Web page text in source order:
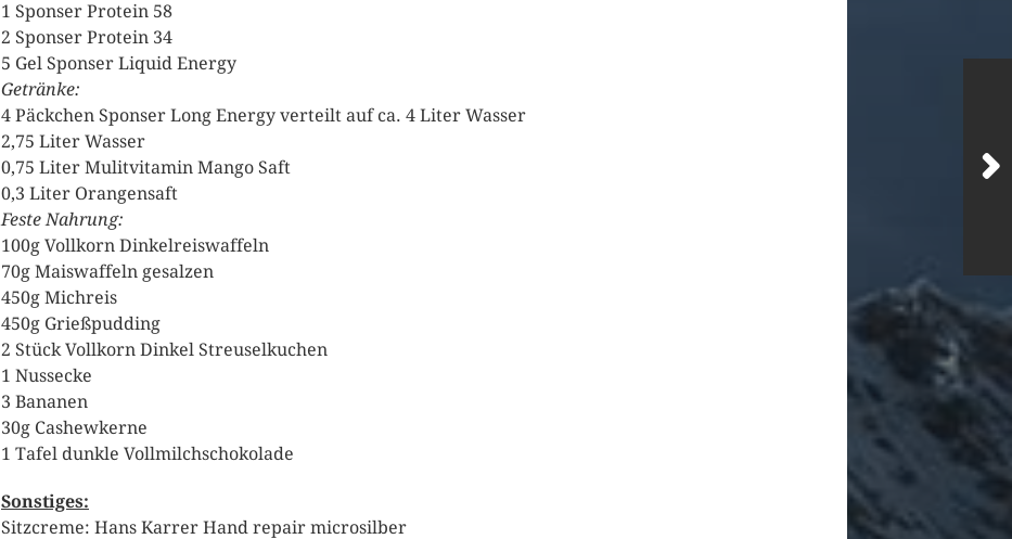
1 Sponser Protein 58
2 Sponser Protein 34
5 Gel Sponser Liquid Energy
Getränke:
4 Päckchen Sponser Long Energy verteilt auf ca. 4 Liter Wasser
2,75 Liter Wasser
0,75 Liter Mulitvitamin Mango Saft
0,3 Liter Orangensaft
Feste Nahrung:
100g Vollkorn Dinkelreiswaffeln
70g Maiswaffeln gesalzen
450g Michreis
450g Grießpudding
2 Stück Vollkorn Dinkel Streuselkuchen
1 Nussecke
3 Bananen
30g Cashewkerne
1 Tafel dunkle Vollmilchschokolade
Sonstiges:
Sitzcreme: Hans Karrer Hand repair microsilber